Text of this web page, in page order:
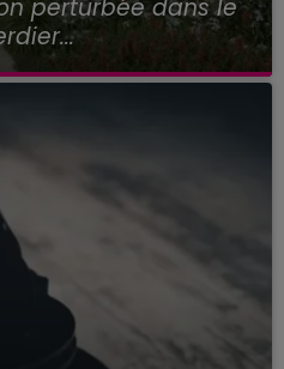
perturbée dans le